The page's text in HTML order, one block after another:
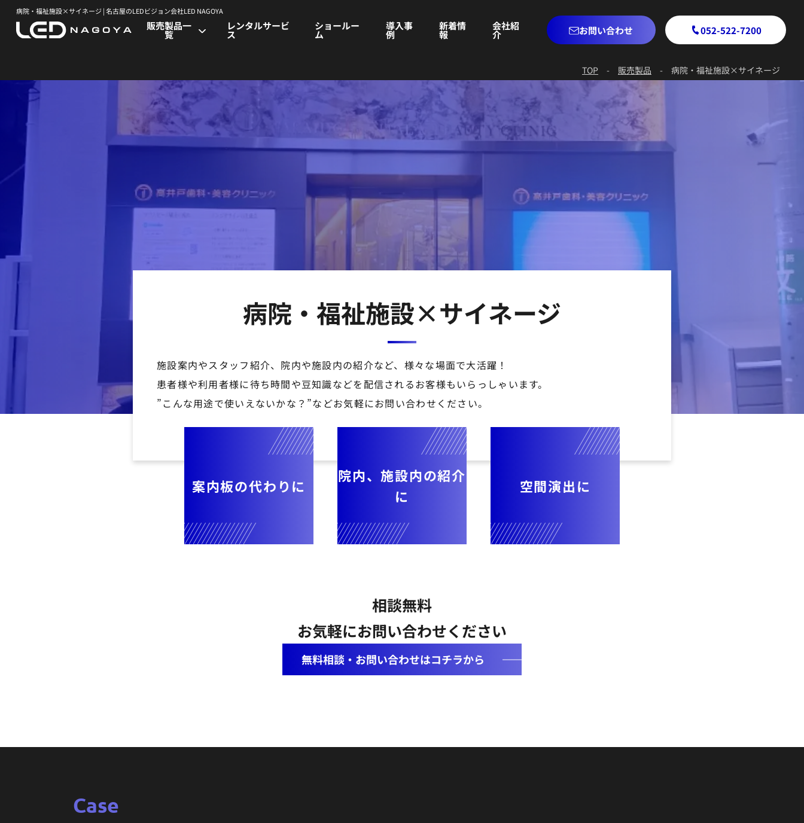
病院・福祉施設×サイネージ | 名古屋のLEDビジョン会社LED NAGOYA
販売製品一
覧
レンタルサービ
ス
ショールー
ム
導入事
例
新着情
報
会社紹
介 お問い合わせ 052-522-7200
TOP - 販売製品 - 病院・福祉施設×サイネージ
病院・福祉施設×サイネージ
施設案内やスタッフ紹介、院内や施設内の紹介など、様々な場面で大活躍！
患者様や利用者様に待ち時間や豆知識などを配信されるお客様もいらっしゃいます。
”こんな用途で使いえないかな？”などお気軽にお問い合わせください。
案内板の代わりに
院内、施設内の紹介
に
空間演出に
相談無料
お気軽にお問い合わせください
無料相談・お問い合わせはコチラから
Case